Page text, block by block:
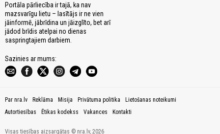
Portāla pārliecība ir tajā, ka nav
mazsvarīgu lietu – lasītājs ir ne vien
jāinformē, jābrīdina un jāizglīto, bet arī
jādod brīdis atelpai no dienas
saspringtajiem darbiem.
Sazinies ar mums:
Par nra.lv Reklāma Misija Privātuma politika
Lietošanas noteikumi
Autortiesības
Ētikas kodekss Vakances Kontakti
Visas tiesības aizsargātas © nra.lv, 2026